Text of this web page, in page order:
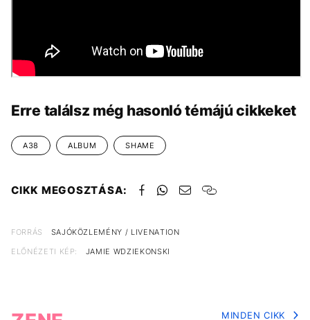
Erre találsz még hasonló témájú cikkeket
A38 ALBUM SHAME
CIKK MEGOSZTÁSA:
FORRÁS
SAJÓKÖZLEMÉNY / LIVENATION
ELŐNÉZETI KÉP:
JAMIE WDZIEKONSKI
MINDEN CIKK